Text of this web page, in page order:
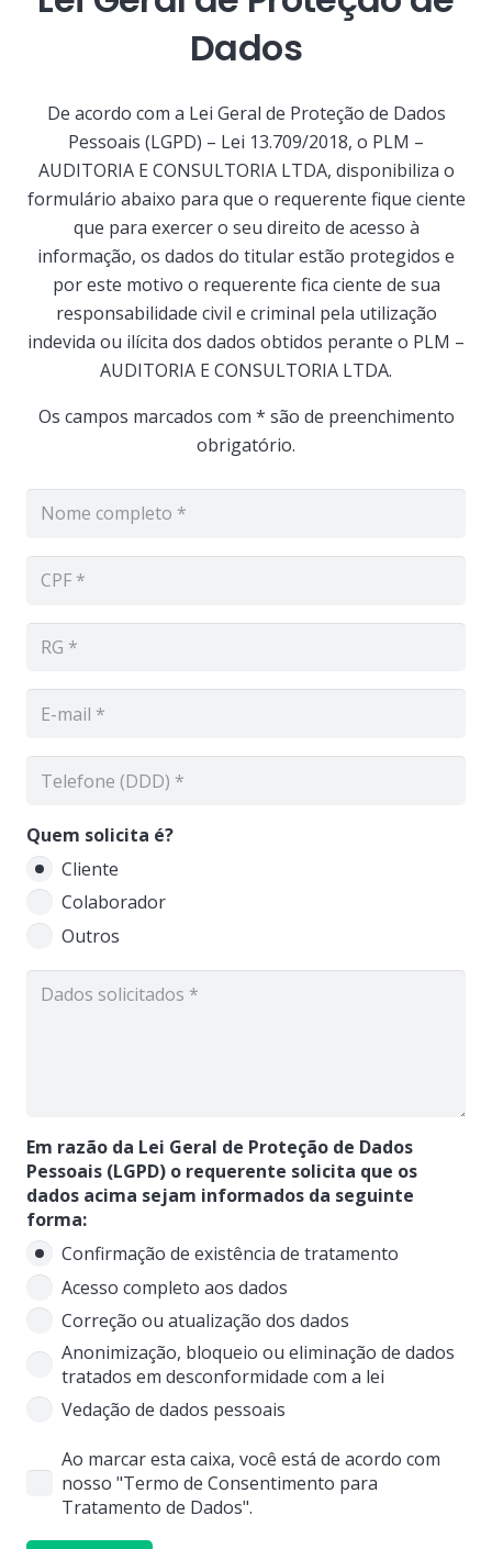
Dados
De acordo com a Lei Geral de Proteção de Dados
Pessoais (LGPD) – Lei 13.709/2018, o PLM –
AUDITORIA E CONSULTORIA LTDA, disponibiliza o
formulário abaixo para que o requerente fique ciente
que para exercer o seu direito de acesso à
informação, os dados do titular estão protegidos e
por este motivo o requerente fica ciente de sua
responsabilidade civil e criminal pela utilização
indevida ou ilícita dos dados obtidos perante o PLM –
AUDITORIA E CONSULTORIA LTDA.
Os campos marcados com * são de preenchimento
obrigatório.
Quem solicita é?
Cliente
Colaborador
Outros
Em razão da Lei Geral de Proteção de Dados
Pessoais (LGPD) o requerente solicita que os
dados acima sejam informados da seguinte
forma:
Confirmação de existência de tratamento
Acesso completo aos dados
Correção ou atualização dos dados
Anonimização, bloqueio ou eliminação de dados
tratados em desconformidade com a lei
Vedação de dados pessoais
Ao marcar esta caixa, você está de acordo com
nosso "Termo de Consentimento para
Tratamento de Dados".